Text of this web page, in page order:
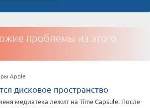
проблемы из этого
Apple
дисковое пространство
медиатека лежит на Time Capsule. После